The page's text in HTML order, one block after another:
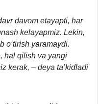
davom etayapti, har
kelayapmiz. Lekin,
o‘tirish yaramaydi.
hal qilish va yangi
kerak, – deya ta’kidladi